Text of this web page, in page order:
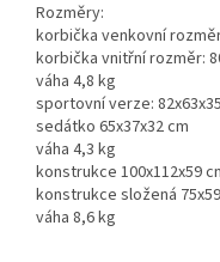
Rozměry:
korbička venkovní
korbička vnitřní rozměr:
váha 4,8 kg
sportovní verze:
sedátko 65x37x32 cm
váha 4,3 kg
konstrukce 100x112x59
konstrukce složená
váha 8,6 kg